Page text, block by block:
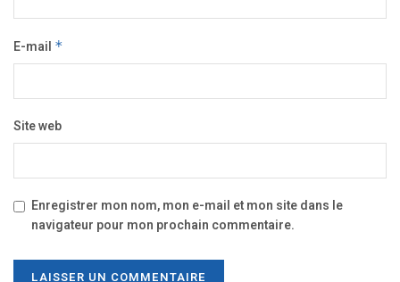
E-mail *
Site web
Enregistrer mon nom, mon e-mail et mon site dans le
navigateur pour mon prochain commentaire.